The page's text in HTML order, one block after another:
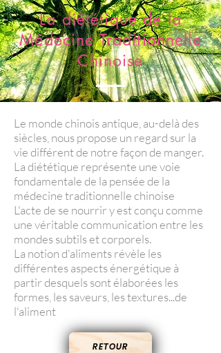
La diététique de la
Médecine Traditionnelle
Chinoise
Le monde chinois antique, au-delà des
siècles, nous propose un regard sur la
vie différent de notre façon de manger.
La diététique représente une voie
fondamentale de la pensée de la
médecine traditionnelle chinoise
L'acte de se nourrir y est conçu comme
une véritable communication entre les
mondes subtils et corporels.
La notion d'aliments révèle les
différentes aspects énergétique à
partir desquels sont élaborées les
formes, les saveurs, les textures...de
l'aliment
RETOUR